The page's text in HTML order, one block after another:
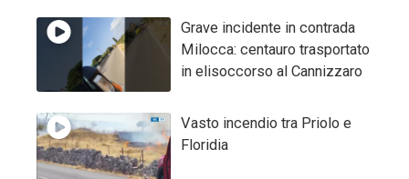
Grave incidente in contrada
Milocca: centauro trasportato
in elisoccorso al Cannizzaro
Vasto incendio tra Priolo e
Floridia